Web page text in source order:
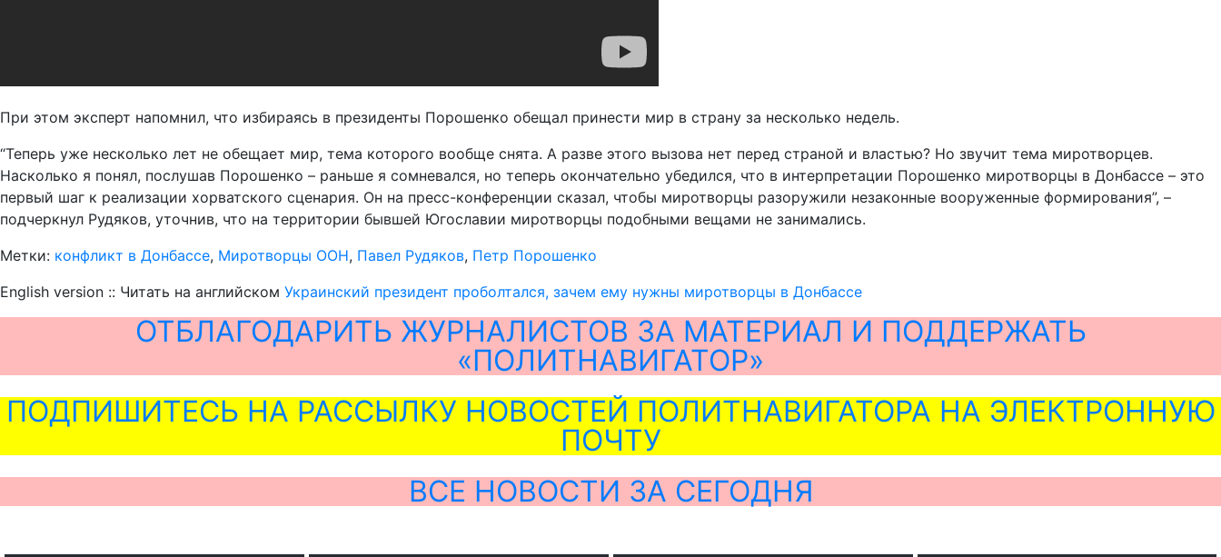
При этом эксперт напомнил, что избираясь в президенты Порошенко обещал принести мир в страну за несколько недель.
“Теперь уже несколько лет не обещает мир, тема которого вообще снята. А разве этого вызова нет перед страной и властью? Но звучит тема миротворцев.
Насколько я понял, послушав Порошенко – раньше я сомневался, но теперь окончательно убедился, что в интерпретации Порошенко миротворцы в Донбассе – это
первый шаг к реализации хорватского сценария. Он на пресс-конференции сказал, чтобы миротворцы разоружили незаконные вооруженные формирования”, –
подчеркнул Рудяков, уточнив, что на территории бывшей Югославии миротворцы подобными вещами не занимались.
Метки: конфликт в Донбассе, Миротворцы ООН, Павел Рудяков, Петр Порошенко
English version :: Читать на английском Украинский президент проболтался, зачем ему нужны миротворцы в Донбассе
ОТБЛАГОДАРИТЬ ЖУРНАЛИСТОВ ЗА МАТЕРИАЛ И ПОДДЕРЖАТЬ
«ПОЛИТНАВИГАТОР»
ПОДПИШИТЕСЬ НА РАССЫЛКУ НОВОСТЕЙ ПОЛИТНАВИГАТОРА НА ЭЛЕКТРОННУЮ
ПОЧТУ
ВСЕ НОВОСТИ ЗА СЕГОДНЯ